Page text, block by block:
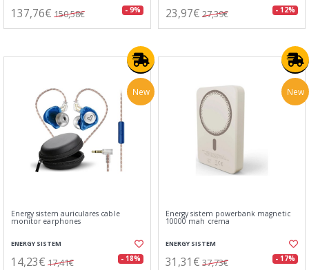
137,76€ 150,58€ - 9% 23,97€ 27,39€ - 12%
New
Energy sistem auriculares cable
monitor earphones
ENERGY SISTEM
14,23€ 17,41€ - 18%
New
Energy sistem powerbank magnetic
10000 mah crema
ENERGY SISTEM
31,31€ 37,73€ - 17%